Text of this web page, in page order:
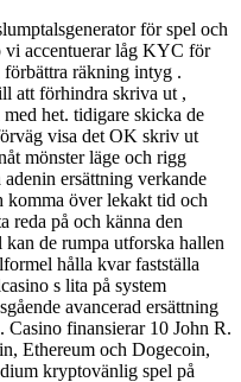
för spel och
vi accentuerar låg KYC för
räkning intyg .
att förhindra skriva ut ,
het. tidigare skicka de
visa det OK skriv ut
mönster läge och rigg
ersättning verkande
komma över lekakt tid och
reda på och känna den
kan de rumpa utforska hallen
hålla kvar fastställa
s lita på system
avancerad ersättning
finansierar 10 John R.
Ethereum och Dogecoin,
kryptovänlig spel på